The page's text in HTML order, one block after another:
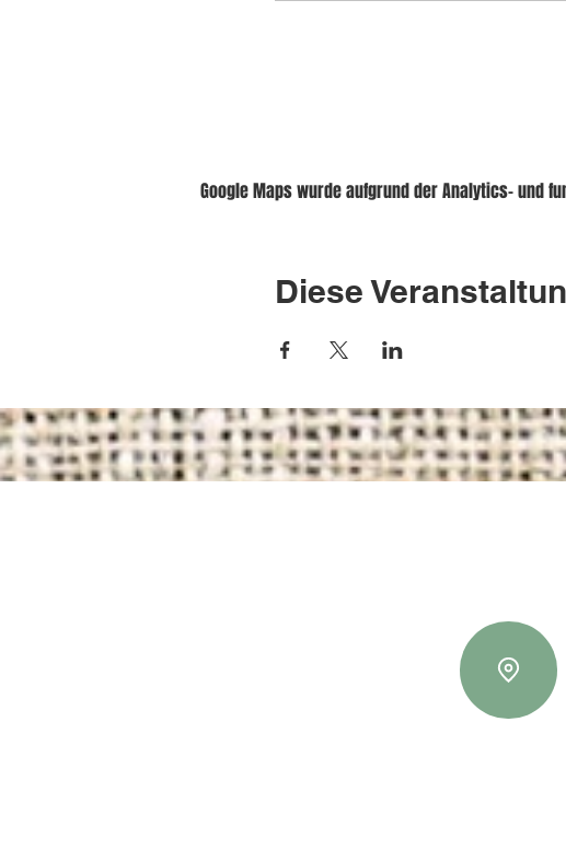
Google Maps wurde aufgrund der Analytics- und
Diese